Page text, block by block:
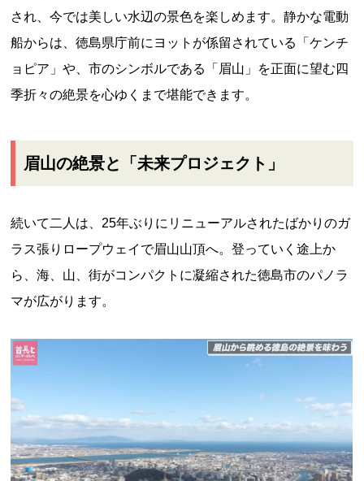
され、今では美しい水辺の景色を楽しめます。静かな電動
船からは、徳島県庁前にヨットが係留されている「ケンチ
ョピア」や、市のシンボルである「眉山」を正面に望む四
季折々の絶景を心ゆくまで堪能できます。
眉山の絶景と「未来プロジェクト」
続いて二人は、25年ぶりにリニューアルされたばかりのガ
ラス張りロープウェイで眉山山頂へ。登っていく途上か
ら、海、山、街がコンパクトに凝縮された徳島市のパノラ
マが広がります。